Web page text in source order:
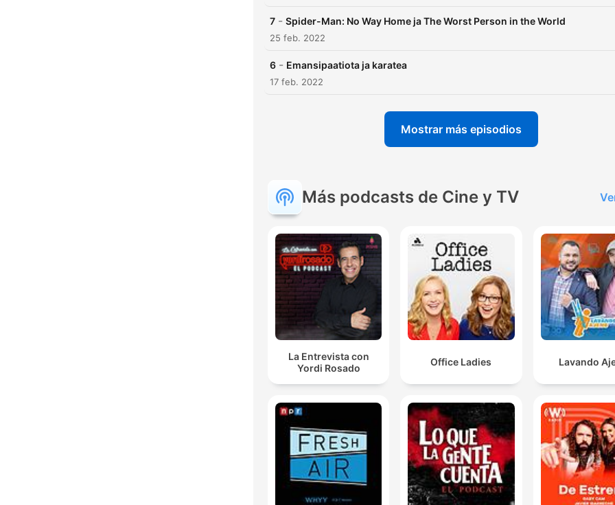
7 - Spider-Man: No Way Home ja The Worst Person in the World
25 feb. 2022
6 - Emansipaatiota ja karatea
17 feb. 2022
Mostrar más episodios
Más podcasts de Cine y TV
La Entrevista con
Yordi Rosado
Office Ladies Lavando